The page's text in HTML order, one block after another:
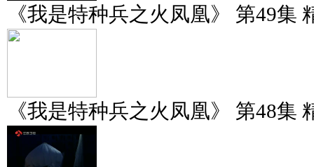
《我是特种兵之火凤凰》 第49集
《我是特种兵之火凤凰》 第48集